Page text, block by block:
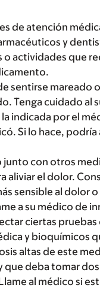
de atención
y
o actividades que
sentirse
Tenga cuidado al
indicada por el
Si lo hace,
con otros
aliviar el dolor.
sensible al dolor
a su médico de
ciertas
y bioquímicos
altas de este
deba tomar
al médico si